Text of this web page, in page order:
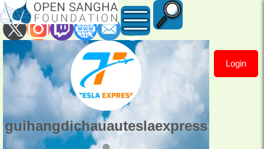
Login
guihangdichauauteslaexpress